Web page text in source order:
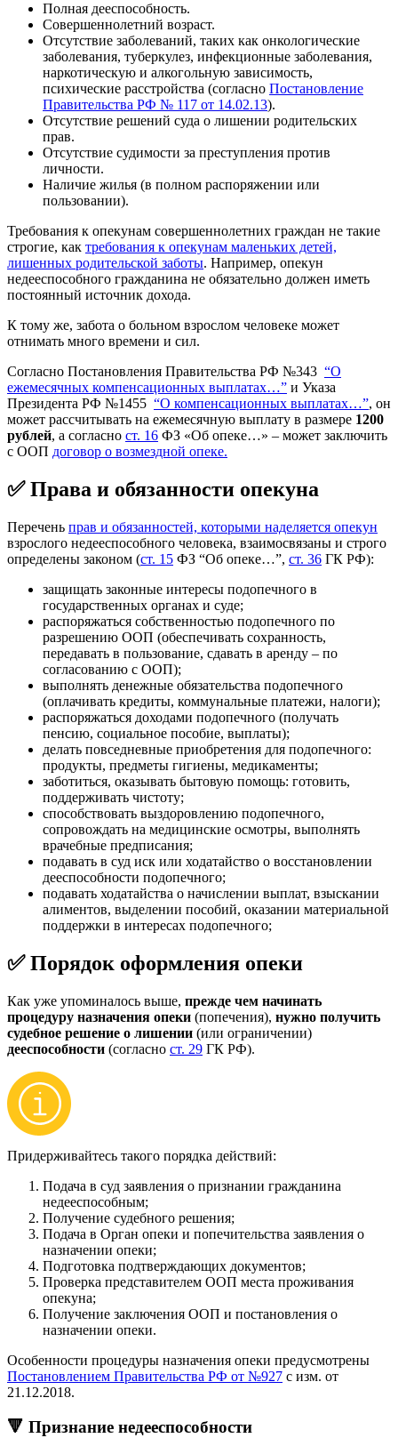
Полная дееспособность.
Совершеннолетний возраст.
Отсутствие заболеваний, таких как онкологические
заболевания, туберкулез, инфекционные заболевания,
наркотическую и алкогольную зависимость,
психические расстройства (согласно Постановление
Правительства РФ № 117 от 14.02.13).
Отсутствие решений суда о лишении родительских
прав.
Отсутствие судимости за преступления против
личности.
Наличие жилья (в полном распоряжении или
пользовании).
Требования к опекунам совершеннолетних граждан не такие
строгие, как требования к опекунам маленьких детей,
лишенных родительской заботы. Например, опекун
недееспособного гражданина не обязательно должен иметь
постоянный источник дохода.
К тому же, забота о больном взрослом человеке может
отнимать много времени и сил.
Согласно Постановления Правительства РФ №343 “О
ежемесячных компенсационных выплатах…” и Указа
Президента РФ №1455 “О компенсационных выплатах…”, он
может рассчитывать на ежемесячную выплату в размере 1200
рублей, а согласно ст. 16 ФЗ «Об опеке…» – может заключить
с ООП договор о возмездной опеке.
✅ Права и обязанности опекуна
Перечень прав и обязанностей, которыми наделяется опекун
взрослого недееспособного человека, взаимосвязаны и строго
определены законом (ст. 15 ФЗ “Об опеке…”, ст. 36 ГК РФ):
защищать законные интересы подопечного в
государственных органах и суде;
распоряжаться собственностью подопечного по
разрешению ООП (обеспечивать сохранность,
передавать в пользование, сдавать в аренду – по
согласованию с ООП);
выполнять денежные обязательства подопечного
(оплачивать кредиты, коммунальные платежи, налоги);
распоряжаться доходами подопечного (получать
пенсию, социальное пособие, выплаты);
делать повседневные приобретения для подопечного:
продукты, предметы гигиены, медикаменты;
заботиться, оказывать бытовую помощь: готовить,
поддерживать чистоту;
способствовать выздоровлению подопечного,
сопровождать на медицинские осмотры, выполнять
врачебные предписания;
подавать в суд иск или ходатайство о восстановлении
дееспособности подопечного;
подавать ходатайства о начислении выплат, взыскании
алиментов, выделении пособий, оказании материальной
поддержки в интересах подопечного;
✅ Порядок оформления опеки
Как уже упоминалось выше, прежде чем начинать
процедуру назначения опеки (попечения), нужно получить
судебное решение о лишении (или ограничении)
дееспособности (согласно ст. 29 ГК РФ).
Придерживайтесь такого порядка действий:
Подача в суд заявления о признании гражданина
недееспособным;
Получение судебного решения;
Подача в Орган опеки и попечительства заявления о
назначении опеки;
Подготовка подтверждающих документов;
Проверка представителем ООП места проживания
опекуна;
Получение заключения ООП и постановления о
назначении опеки.
Особенности процедуры назначения опеки предусмотрены
Постановлением Правительства РФ от №927 с изм. от
21.12.2018.
🔻 Признание недееспособности